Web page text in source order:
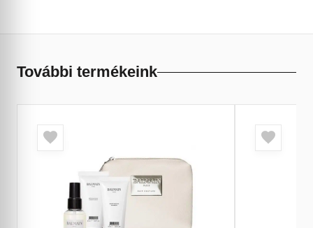
További termékeink